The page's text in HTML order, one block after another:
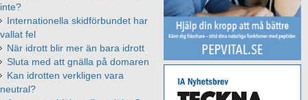
inte?
Internationella skidförbundet har
vallat fel
När idrott blir mer än bara idrott
Sluta med att gnälla på domaren
Kan idrotten verkligen vara
neutral?